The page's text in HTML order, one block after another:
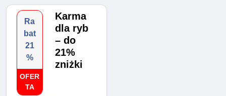
Ra
bat
21
%
OFER
TA
Karma
dla ryb
– do
21%
zniżki